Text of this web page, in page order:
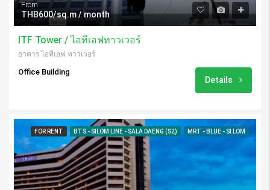
From
THB600/sq.m / month
ITF Tower / ไอทีเอฟทาวเวอร์
อาคาร ไอทีเอฟ ทาวเวอร์
Office Building
Details
FOR RENT BTS - SILOM LINE - SALA DAENG (S2) MRT - BLUE - SI LOM